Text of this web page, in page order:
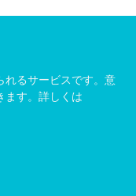
れるサービスです。意
ます。詳しくは